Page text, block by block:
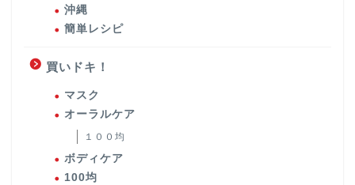
沖縄
簡単レシピ
買いドキ！
マスク
オーラルケア
１００均
ボディケア
100均